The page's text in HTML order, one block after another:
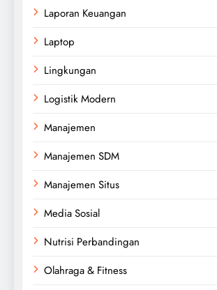
Laporan Keuangan
Laptop
Lingkungan
Logistik Modern
Manajemen
Manajemen SDM
Manajemen Situs
Media Sosial
Nutrisi Perbandingan
Olahraga & Fitness